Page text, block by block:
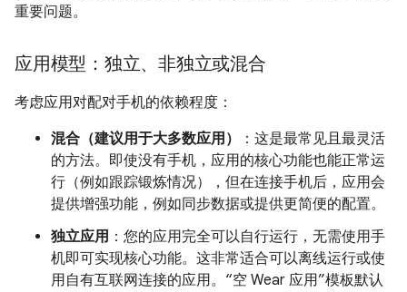
重要问题。
应用模型：独立、非独立或混合
考虑应用对配对手机的依赖程度：
混合（建议用于大多数应用）
：这是最常见且最灵活
的方法。即使没有手机，应用的核心功能也能正常运
行（例如跟踪锻炼情况），但在连接手机后，应用会
提供增强功能，例如同步数据或提供更简便的配置。
独立应用 ：您的应用完全可以自行运行，无需使用手
机即可实现核心功能。这非常适合可以离线运行或使
用自有互联网连接的应用。“空 Wear 应用”模板默认